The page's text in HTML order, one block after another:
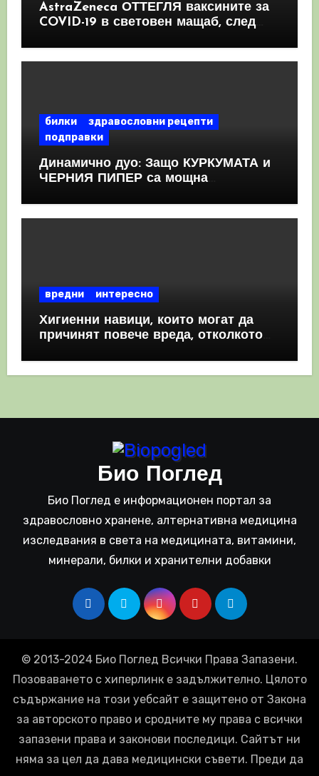
AstraZeneca ОТТЕГЛЯ ваксините за
COVID-19 в световен мащаб, след
билки
здравословни рецепти
подправки
Динамично дуо: Защо КУРКУМАТА и
ЧЕРНИЯ ПИПЕР са мощна
вредни интересно
Хигиенни навици, които могат да
причинят повече вреда, отколкото
Био Поглед
Био Поглед е информационен портал за
здравословно хранене, алтернативна медицина
изследвания в света на медицината, витамини,
минерали, билки и хранителни добавки
© 2013-2024 Био Поглед Всички Права Запазени.
Позоваването с хиперлинк е задължително. Цялото
съдържание на този уебсайт е защитено от Закона
за авторското право и сродните му права с всички
запазени права и законови последици. Сайтът ни
няма за цел да дава медицински съвети. Преди да